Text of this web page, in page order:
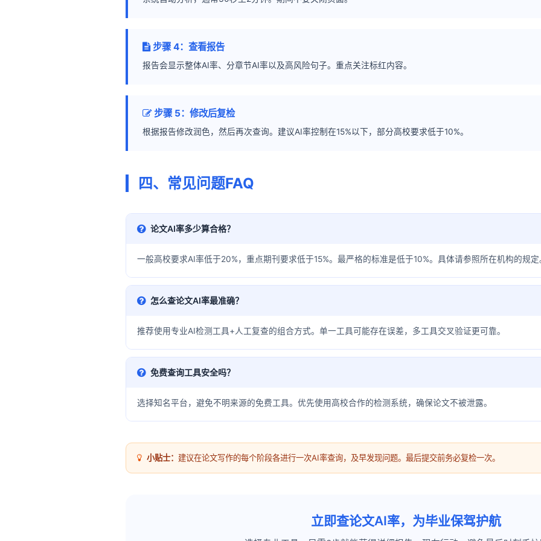
步骤 4：查看报告
报告会显示整体AI率、分章节AI率以及高风险句子。重点关注标红内容。
步骤 5：修改后复检
根据报告修改润色，然后再次查询。建议AI率控制在15%以下，部分高校要求低于10%。
四、常见问题FAQ
论文AI率多少算合格？
一般高校要求AI率低于20%，重点期刊要求低于15%。最严格的标准是低于10%。具体请参照所在机构的规定
怎么查论文AI率最准确？
推荐使用专业AI检测工具+人工复查的组合方式。单一工具可能存在误差，多工具交叉验证更可靠。
免费查询工具安全吗？
选择知名平台，避免不明来源的免费工具。优先使用高校合作的检测系统，确保论文不被泄露。
小贴士： 建议在论文写作的每个阶段各进行一次AI率查询，及早发现问题。最后提交前务必复检一次。
立即查论文AI率，为毕业保驾护航